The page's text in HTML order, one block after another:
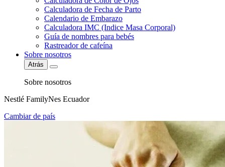
Calculadora de Fecha de Parto
Calendario de Embarazo
Calculadora IMC (Indice Masa Corporal)
Guía de nombres para bebés
Rastreador de cafeína
Sobre nosotros
Atrás
Sobre nosotros
Nestlé FamilyNes Ecuador
Cambiar de país